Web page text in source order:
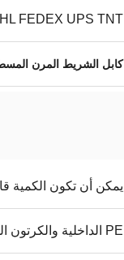
FEDEX UPS TNT
كابل الشريط المرن المسطح 15
يمكن أن تكون الكمية
PE الداخلية والكرتون الخارجي